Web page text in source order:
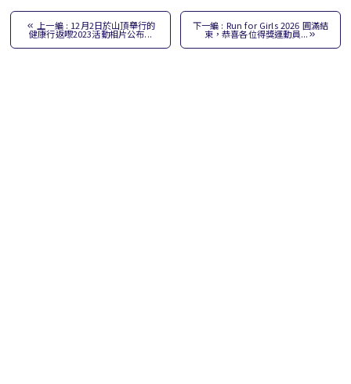
上一編 : 12月2日於山頂舉行的
健康行返嚟2023活動相片公布...
下一編 : Run for Girls 2026 圓滿結
束，恭喜各位得獎運動員...